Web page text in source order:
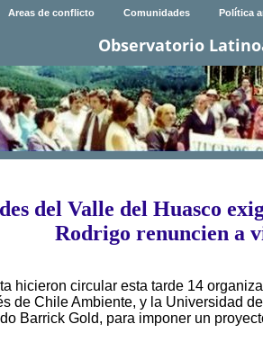
Areas de conflicto Comunidades Política
Observatorio
del Valle del Huasco
Rodrigo renuncien a
hicieron circular esta tarde 14
de Chile Ambiente, y la Universidad
Barrick Gold, para imponer un